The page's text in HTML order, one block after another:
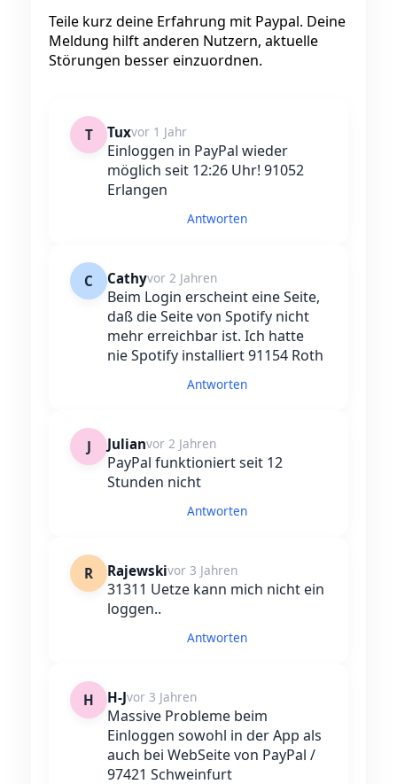
Teile kurz deine Erfahrung mit Paypal. Deine
Meldung hilft anderen Nutzern, aktuelle
Störungen besser einzuordnen.
T Tuxvor 1 Jahr
Einloggen in PayPal wieder
möglich seit 12:26 Uhr! 91052
Erlangen
Antworten
C Cathyvor 2 Jahren
Beim Login erscheint eine Seite,
daß die Seite von Spotify nicht
mehr erreichbar ist. Ich hatte
nie Spotify installiert 91154 Roth
Antworten
J Julianvor 2 Jahren
PayPal funktioniert seit 12
Stunden nicht
Antworten
R Rajewskivor 3 Jahren
31311 Uetze kann mich nicht ein
loggen..
Antworten
H H-Jvor 3 Jahren
Massive Probleme beim
Einloggen sowohl in der App als
auch bei WebSeite von PayPal /
97421 Schweinfurt